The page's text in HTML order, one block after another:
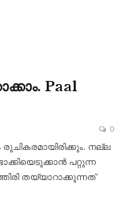
Paal
0
നല്ല
പറ്റുന്ന
തയ്യാറാക്കുന്നത്